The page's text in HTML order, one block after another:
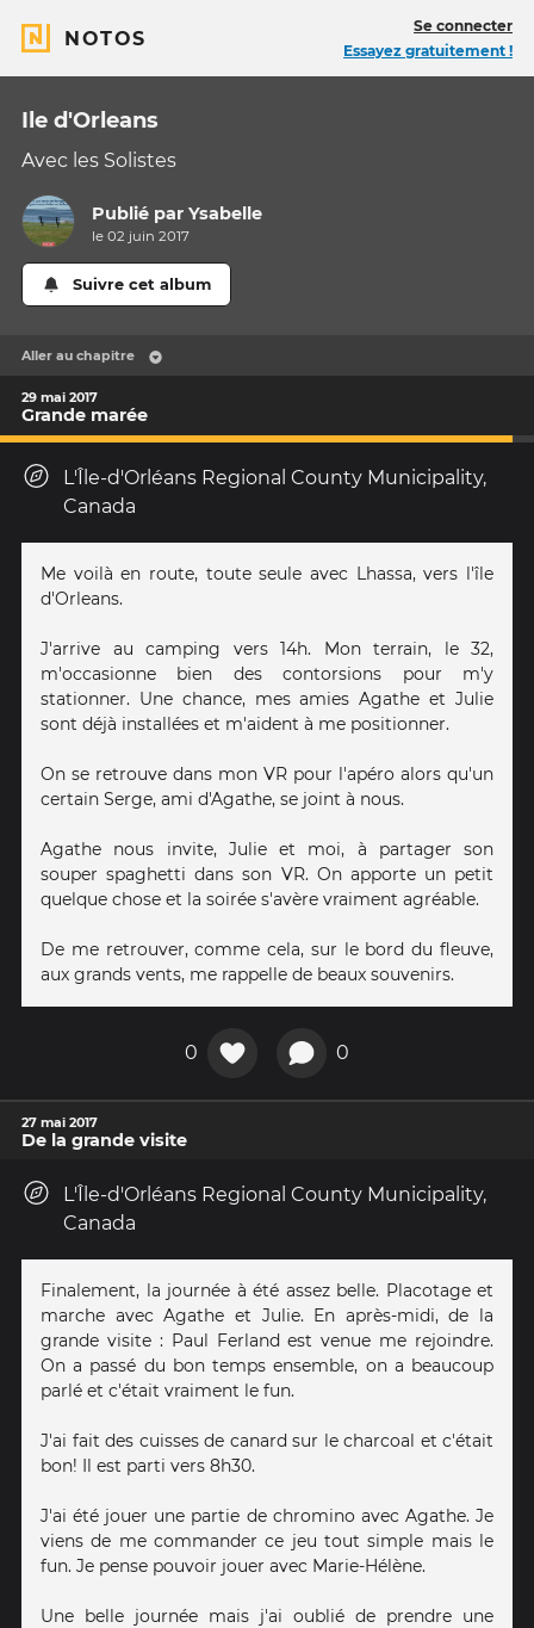
NOTOS
Se connecter
Essayez gratuitement !
Ile d'Orleans
Avec les Solistes
Publié parYsabelle
le 02 juin 2017
Suivre cet album
Aller au chapitre
29 mai 2017
Grande marée
L'Île-d'Orléans Regional County Municipality,
Canada
Me voilà en route, toute seule avec Lhassa, vers l'île
d'Orleans.
J'arrive au camping vers 14h. Mon terrain, le 32,
m'occasionne bien des contorsions pour m'y
stationner. Une chance, mes amies Agathe et Julie
sont déjà installées et m'aident à me positionner.
On se retrouve dans mon VR pour l'apéro alors qu'un
certain Serge, ami d'Agathe, se joint à nous.
Agathe nous invite, Julie et moi, à partager son
souper spaghetti dans son VR. On apporte un petit
quelque chose et la soirée s'avère vraiment agréable.
De me retrouver, comme cela, sur le bord du fleuve,
aux grands vents, me rappelle de beaux souvenirs.
0 0
27 mai 2017
De la grande visite
L'Île-d'Orléans Regional County Municipality,
Canada
Finalement, la journée à été assez belle. Placotage et
marche avec Agathe et Julie. En après-midi, de la
grande visite : Paul Ferland est venue me rejoindre.
On a passé du bon temps ensemble, on a beaucoup
parlé et c'était vraiment le fun.
J'ai fait des cuisses de canard sur le charcoal et c'était
bon! Il est parti vers 8h30.
J'ai été jouer une partie de chromino avec Agathe. Je
viens de me commander ce jeu tout simple mais le
fun. Je pense pouvoir jouer avec Marie-Hélène.
Une belle journée mais j'ai oublié de prendre une